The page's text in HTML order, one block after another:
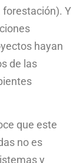
forestación). Y
hayan
de las
que este
no es
y